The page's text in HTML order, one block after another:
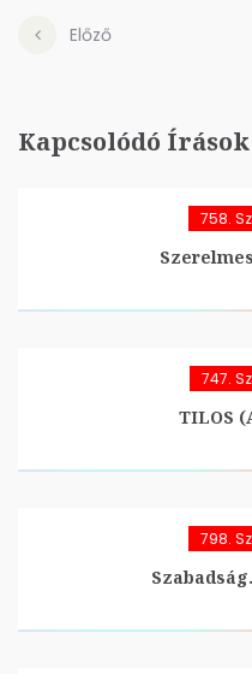
Előző
Kapcsolódó Írások
758.
747.
TILOS
798.